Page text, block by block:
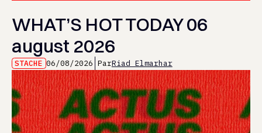
WHAT’S HOT TODAY 06
august 2026
STACHE 06/08/2026 ParRiad Elmarhar